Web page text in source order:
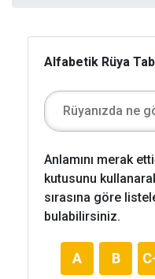
Alfabetik Rüya
Anlamını merak
kutusunu
sırasına göre
bulabilirsiniz.
A B